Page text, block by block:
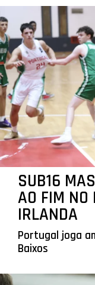
SUB16
AO FIM NO
IRLANDA
Portugal joga
Baixos